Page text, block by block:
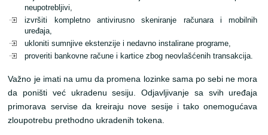
neupotrebljivi,
izvršiti kompletno antivirusno skeniranje računara i mobilnih
uređaja,
ukloniti sumnjive ekstenzije i nedavno instalirane programe,
proveriti bankovne račune i kartice zbog neovlašćenih transakcija.
Važno je imati na umu da promena lozinke sama po sebi ne mora
da poništi već ukradenu sesiju. Odjavljivanje sa svih uređaja
primorava servise da kreiraju nove sesije i tako onemogućava
zloupotrebu prethodno ukradenih tokena.